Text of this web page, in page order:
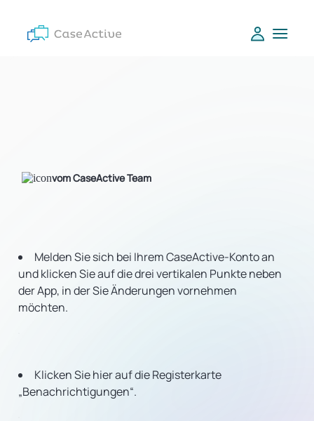
vom CaseActive Team
Melden Sie sich bei Ihrem CaseActive-Konto an
und klicken Sie auf die drei vertikalen Punkte neben
der App, in der Sie Änderungen vornehmen
möchten.
Klicken Sie hier auf die Registerkarte
„Benachrichtigungen“.